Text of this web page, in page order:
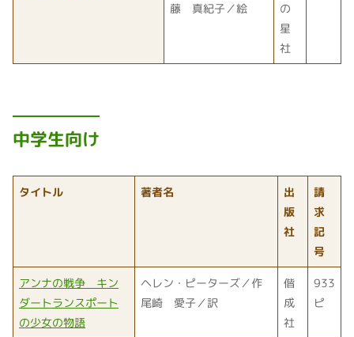
藤 真紀子／絵
の
星
社
中学生向け
タイトル 著者名
出
版
社
請
求
記
号
アンナの戦争 キン
ダートランスポート
の少女の物語
ヘレン・ピーターズ／作
尾崎 愛子／訳
偕
成
社
933
ピ